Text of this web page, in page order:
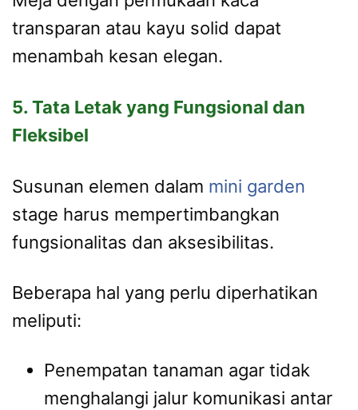
transparan atau kayu solid dapat
menambah kesan elegan.
5. Tata Letak yang Fungsional dan
Fleksibel
Susunan elemen dalam mini garden
stage harus mempertimbangkan
fungsionalitas dan aksesibilitas.
Beberapa hal yang perlu diperhatikan
meliputi:
Penempatan tanaman agar tidak
menghalangi jalur komunikasi antar